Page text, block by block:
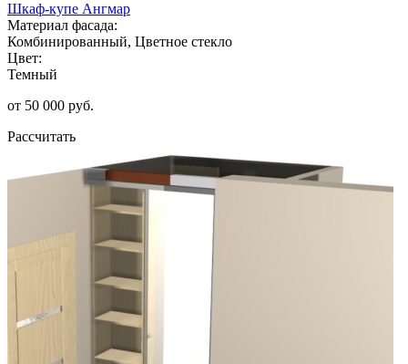
Шкаф-купе Ангмар
Материал фасада:
Комбинированный, Цветное стекло
Цвет:
Темный
от 50 000 руб.
Рассчитать